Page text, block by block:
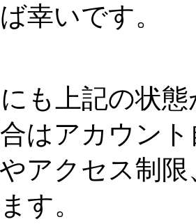
幸いです。
も上記の状態
はアカウント
アクセス制限
す。